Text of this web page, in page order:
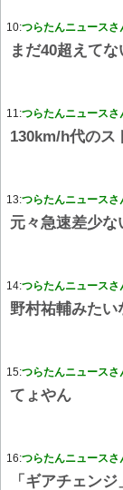
10:つらたんニュースさ
まだ40超えて
11:つらたんニュースさ
130km/h代のス
13:つらたんニュースさ
元々急速差少な
14:つらたんニュースさ
野村祐輔みたい
15:つらたんニュースさ
てょやん
16:つらたんニュースさ
「ギアチェン